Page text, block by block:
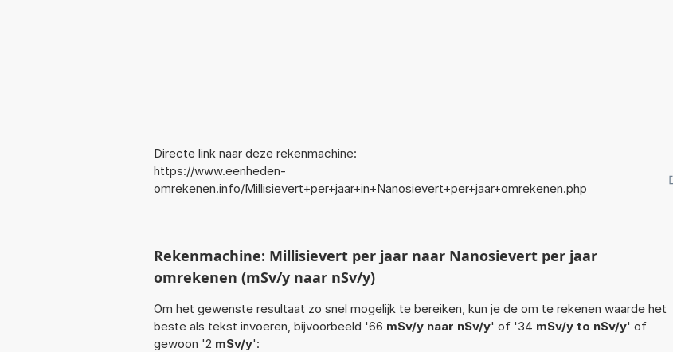
Directe link naar deze rekenmachine:
https://www.eenheden-
omrekenen.info/Millisievert+per+jaar+in+Nanosievert+per+jaar+omrekenen.php
Rekenmachine: Millisievert per jaar naar Nanosievert per jaar
omrekenen (mSv/y naar nSv/y)
Om het gewenste resultaat zo snel mogelijk te bereiken, kun je de om te rekenen waarde het
beste als tekst invoeren, bijvoorbeeld '66 mSv/y naar nSv/y' of '34 mSv/y to nSv/y' of
gewoon '2 mSv/y':